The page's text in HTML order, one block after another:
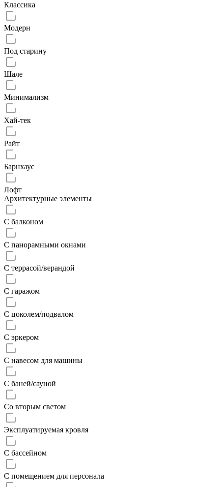
Классика
Модерн
Под старину
Шале
Минимализм
Хай-тек
Райт
Барнхаус
Лофт
Архитектурные элементы
С балконом
С панорамными окнами
С террасой/верандой
С гаражом
С цоколем/подвалом
С эркером
С навесом для машины
С баней/сауной
Со вторым светом
Эксплуатируемая кровля
С бассейном
С помещением для персонала